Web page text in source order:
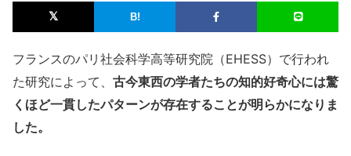
フランスのパリ社会科学高等研究院（EHESS）で行われ
た研究によって、 古今東西の学者たちの知的好奇心には驚
くほど一貫したパターンが存在することが明らかになりま
した。